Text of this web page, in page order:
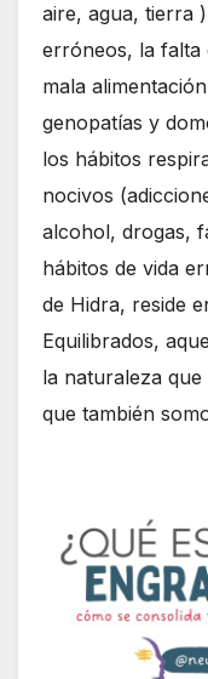
aire, agua, tierra
erróneos, la falta
mala
genopatías y
los hábitos
nocivos
alcohol, drogas,
hábitos de vida
de Hidra, reside
Equilibrados,
la naturaleza
que también